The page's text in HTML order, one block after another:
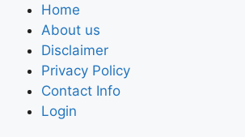
Home
About us
Disclaimer
Privacy Policy
Contact Info
Login